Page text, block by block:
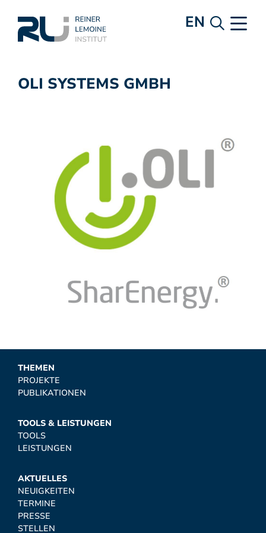
EN
OLI SYSTEMS GMBH
THEMEN
PROJEKTE
PUBLIKATIONEN
TOOLS & LEISTUNGEN
TOOLS
LEISTUNGEN
AKTUELLES
NEUIGKEITEN
TERMINE
PRESSE
STELLEN